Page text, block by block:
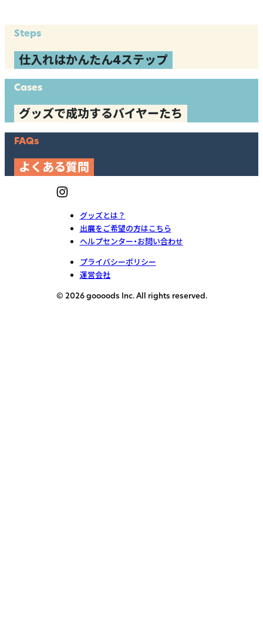
Steps
仕入れはかんたん4ステップ
Cases
グッズで成功するバイヤーたち
FAQs
よくある質問
グッズとは？
出展をご希望の方はこちら
ヘルプセンター・お問い合わせ
プライバシーポリシー
運営会社
© 2026 goooods Inc. All rights reserved.